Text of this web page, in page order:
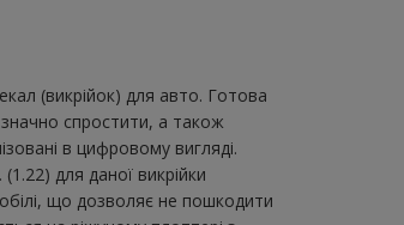
(викрійок) для авто. Готова
спростити, а також
в цифровому вигляді.
для даної викрійки
що дозволяє не пошкодити